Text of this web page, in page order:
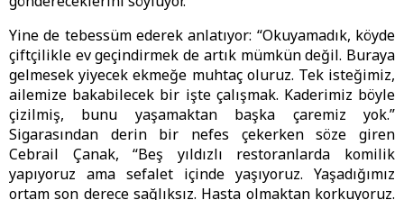
Yine de tebessüm ederek anlatıyor: “Okuyamadık, köyde
çiftçilikle ev geçindirmek de artık mümkün değil. Buraya
gelmesek yiyecek ekmeğe muhtaç oluruz. Tek isteğimiz,
ailemize bakabilecek bir işte çalışmak. Kaderimiz böyle
çizilmiş, bunu yaşamaktan başka çaremiz yok.”
Sigarasından derin bir nefes çekerken söze giren
Cebrail Çanak, “Beş yıldızlı restoranlarda komilik
yapıyoruz ama sefalet içinde yaşıyoruz. Yaşadığımız
ortam son derece sağlıksız. Hasta olmaktan korkuyoruz.